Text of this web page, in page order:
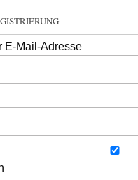
E-Mail-Adresse